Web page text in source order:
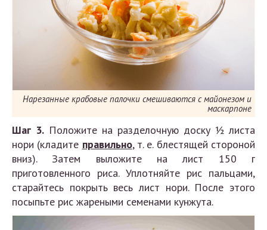
Нарезанные крабовые палочки смешиваются с майонезом и
маскарпоне
Шаг 3. Положите на разделочную доску ½ листа
нори (кладите правильно, т. е. блестящей стороной
вниз). Затем выложите на лист 150 г
приготовленного риса. Уплотняйте рис пальцами,
старайтесь покрыть весь лист нори. После этого
посыпьте рис жареными семенами кунжута.